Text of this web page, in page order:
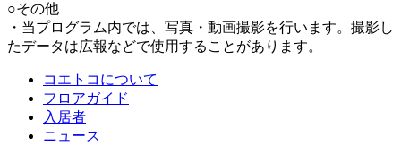
○その他
・当プログラム内では、写真・動画撮影を行います。撮影し
たデータは広報などで使用することがあります。
コエトコについて
フロアガイド
入居者
ニュース